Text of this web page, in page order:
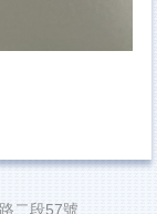
二段57號